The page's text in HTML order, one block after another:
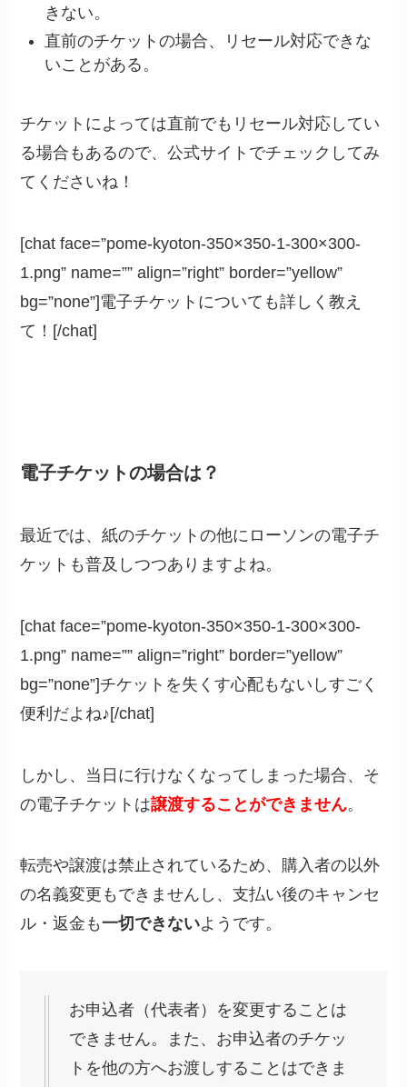
きない。
直前のチケットの場合、リセール対応できな
いことがある。
チケットによっては直前でもリセール対応してい
る場合もあるので、公式サイトでチェックしてみ
てくださいね！
[chat face=”pome-kyoton-350×350-1-300×300-
1.png” name=”” align=”right” border=”yellow”
bg=”none”]電子チケットについても詳しく教え
て！[/chat]
電子チケットの場合は？
最近では、紙のチケットの他にローソンの電子チ
ケットも普及しつつありますよね。
[chat face=”pome-kyoton-350×350-1-300×300-
1.png” name=”” align=”right” border=”yellow”
bg=”none”]チケットを失くす心配もないしすごく
便利だよね♪[/chat]
しかし、当日に行けなくなってしまった場合、そ
の電子チケットは譲渡することができません。
転売や譲渡は禁止されているため、購入者の以外
の名義変更もできませんし、支払い後のキャンセ
ル・返金も一切できないようです。
お申込者（代表者）を変更することは
できません。また、お申込者のチケッ
トを他の方へお渡しすることはできま